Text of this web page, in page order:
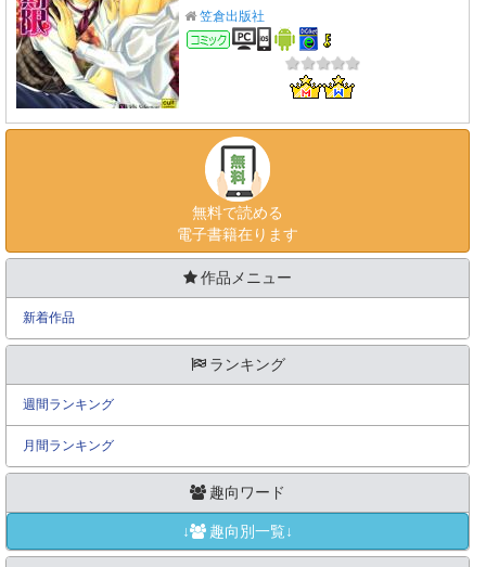
笠倉出版社
コミック
無料で読める
電子書籍在ります
作品メニュー
新着作品
ランキング
週間ランキング
月間ランキング
趣向ワード
↓ 趣向別一覧↓